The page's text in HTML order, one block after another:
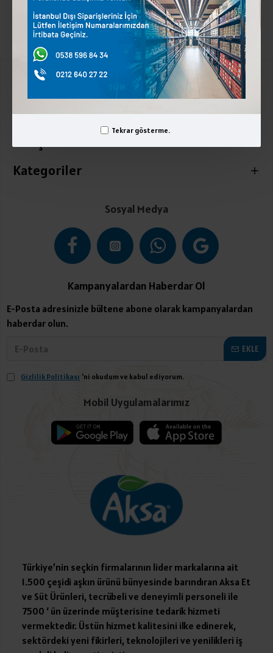
Tekrar gösterme.
Kurumsal
Üyelik İşlemleri
İletişim
Kategoriler
Sosyal Medya
Kampanyalardan Haberdar Ol
E-Posta adresinizle bültene abone olarak kampanyalardan
haberdar olun.
EKLE
Gizlilik Politikası 'ni okudum ve kabul ediyorum.
Mobil Uygulamalarımız
Türkiye’nin seçkin firmalarının lider markalarına ait
1.500 çeşidi aşkın ürünü bünyesinde barındıran Aksa Et
ve Süt Ürünleri, tecrübeli ve deneyimli personeli ile
7500 ‘ ün üzerinde müşterisine tedarik hizmeti
vermektedir. Üstün hizmet kalitesini ilke edinerek,
sektördeki yeni fikirleri, teknolojileri ve yenilikleri iş